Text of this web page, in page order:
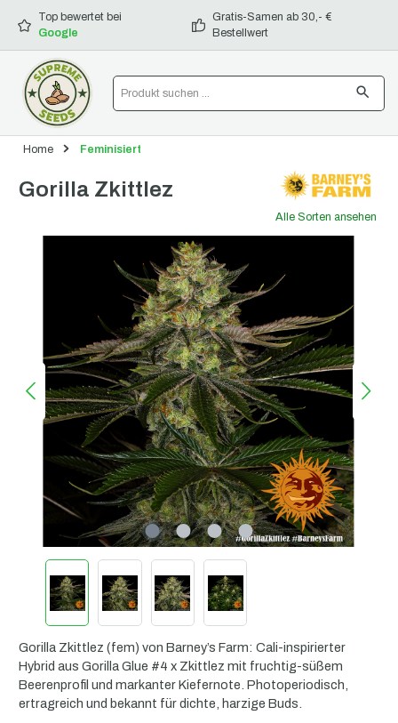
springen
Top bewertet bei
Google
Gratis-Samen ab 30,- €
Bestellwert
Home Feminisiert
Gorilla Zkittlez
Alle Sorten ansehen
Gorilla Zkittlez (fem) von Barney’s Farm: Cali-inspirierter
Hybrid aus Gorilla Glue #4 x Zkittlez mit fruchtig-süßem
Beerenprofil und markanter Kiefernote. Photoperiodisch,
ertragreich und bekannt für dichte, harzige Buds.